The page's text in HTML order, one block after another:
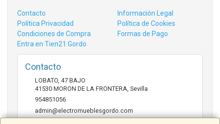
Contacto
Información Legal
Política Privacidad
Política de Cookies
Condiciones de Compra
Formas de Pago
Entra en Tien21 Gordo
Contacto
LOBATO, 47 BAJO
41530 MORON DE LA FRONTERA, Sevilla
954851056
admin@electromueblesgordo.com